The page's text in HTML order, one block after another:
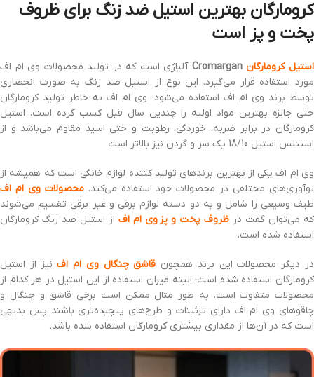
کرومارگان بهترین استیل ضد زنگ برای ظروف
پخت و پز است
استیل کرومارگانCromargan
آلیاژی است که در تولید محصولات وی ام اف
مورد استفاده قرار می‌گیرد. این نوع از استیل ضد زنگ به صورت انحصاری
توسط برند وی ام اف استفاده می‌شود. وی ام اف به خاطر تولید کرومارگان
حتی جایزه بهترین مواد اولیه را چندین سال قبل کسب کرده است. استیل
کرومارگان در برابر ضربه، خوردگی، رطوبت و حتی اسید مقاوم می‌باشد و از
استنلس استیل 18/10 یک سر و گردن نیز بالاتر است.
وی ام اف یکی از بهترین برندهای تولید کننده لوازم خانگی است که همیشه از
نوآوری‌های مختلفی در محصولات خود استفاده می‌کند.محصولات وی ام اف
طیف وسیعی را شامل و به دو دسته لوازم برقی و غیر برقی تقسیم می‌شوند
که می‌توان گفت درظروف پخت و پز وی ام افاز استیل ضد زنگ کرومارگان
استفاده شده است.
در دیگر محصولات این برند همچون قاشق چنگال وی ام افنیز از استیل
کرومارگان استفاده شده است؛ البته میزان استفاده از این استیل در هر کدام از
محصولات متفاوت است. به طور مثال ممکن است برخی قاشق و چنگال و
چاقوهای وی ام اف دارای تزئینات و طرح‌های پیچیده‌تری باشند پس بدیهی
است که در آن‌ها از مقداری بیشتری کرومارگان استفاده شده باشد.